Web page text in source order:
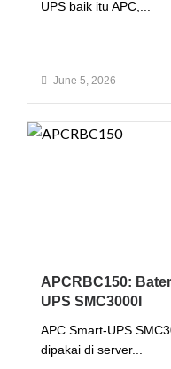
UPS baik itu APC,...
June 5, 2026
APCRBC150:
UPS SMC3000I
APC Smart-UPS
dipakai di server...